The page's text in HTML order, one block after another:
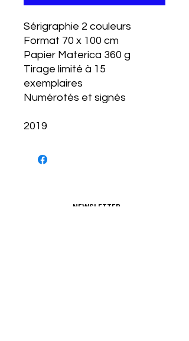
Sérigraphie 2 couleurs
Format 70 x 100 cm
Papier Materica 360 g
Tirage limité à 15
exemplaires
Numérotés et signés
2019
NEWSLETTER